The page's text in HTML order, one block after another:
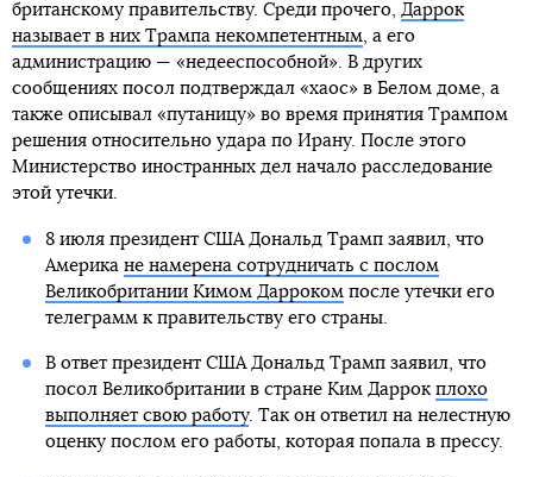
британскому правительству. Среди прочего, Даррок
называет в них Трампа некомпетентным, а его
администрацию — «недееспособной». В других
сообщениях посол подтверждал «хаос» в Белом доме, а
также описывал «путаницу» во время принятия Трампом
решения относительно удара по Ирану. После этого
Министерство иностранных дел начало расследование
этой утечки.
8 июля президент США Дональд Трамп заявил, что
Америка не намерена сотрудничать с послом
Великобритании Кимом Даррокомпосле утечки его
телеграмм к правительству его страны.
В ответ президент США Дональд Трамп заявил, что
посол Великобритании в стране Ким Даррок плохо
выполняет свою работу. Так он ответил на нелестную
оценку послом его работы, которая попала в прессу.